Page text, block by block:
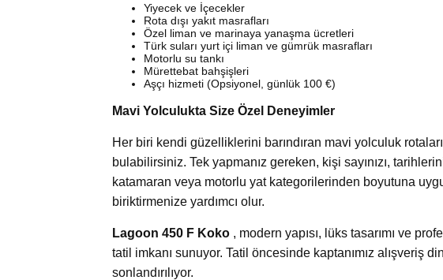
Yiyecek ve İçecekler
Rota dışı yakıt masrafları
Özel liman ve marinaya yanaşma ücretleri
Türk suları yurt içi liman ve gümrük masrafları
Motorlu su tankı
Mürettebat bahşişleri
Aşçı hizmeti (Opsiyonel, günlük 100 €)
Mavi Yolculukta Size Özel Deneyimler
Her biri kendi güzelliklerini barındıran mavi yolculuk
bulabilirsiniz. Tek yapmanız gereken, kişi sayınızı,
katamaran veya motorlu yat kategorilerinden boyutuna
biriktirmenize yardımcı olur.
Lagoon 450 F Koko , modern yapısı, lüks tasarımı ve
tatil imkanı sunuyor. Tatil öncesinde kaptanımız alışveriş
sonlandırılıyor.